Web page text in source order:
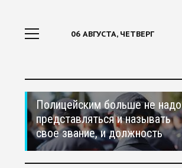
06 АВГУСТА, ЧЕТВЕРГ
Полицейским больше не надо
представляться и называть
свое звание, и должность